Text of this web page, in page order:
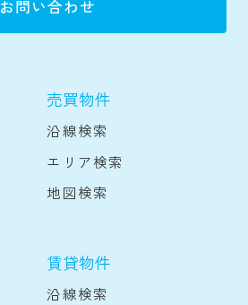
お問い合わせ
売買物件
沿線検索
エリア検索
地図検索
賃貸物件
沿線検索